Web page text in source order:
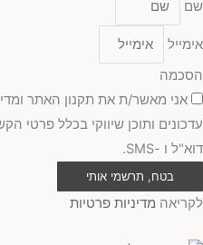
שם
אימייל
הסכמה
אני מאשר/ת את תקנון האתר
עדכונים ותוכן שיווקי בכלל פרטי
דוא"ל ו -SMS.
בטח, תרשמי אותי
לקריאה מדיניות פרטיות